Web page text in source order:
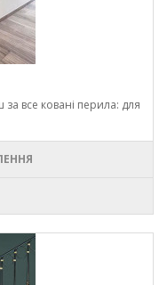
все ковані перила: для